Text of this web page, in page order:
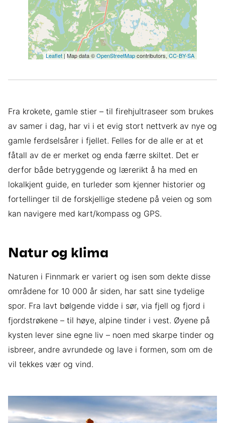
Leaflet | Map data ©OpenStreetMapcontributors,CC-BY-SA
Fra krokete, gamle stier – til firehjultraseer som brukes
av samer i dag, har vi i et evig stort nettverk av nye og
gamle ferdselsårer i fjellet. Felles for de alle er at et
fåtall av de er merket og enda færre skiltet. Det er
derfor både betryggende og lærerikt å ha med en
lokalkjent guide, en turleder som kjenner historier og
fortellinger til de forskjellige stedene på veien og som
kan navigere med kart/kompass og GPS.
Natur og klima
Naturen i Finnmark er variert og isen som dekte disse
områdene for 10 000 år siden, har satt sine tydelige
spor. Fra lavt bølgende vidde i sør, via fjell og fjord i
fjordstrøkene – til høye, alpine tinder i vest. Øyene på
kysten lever sine egne liv – noen med skarpe tinder og
isbreer, andre avrundede og lave i formen, som om de
vil tekkes vær og vind.